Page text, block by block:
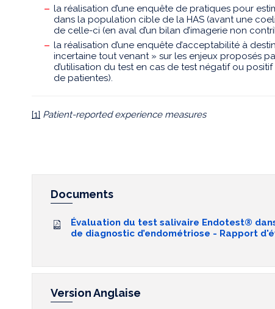
la réalisation d’une enquête de pratiques pour
dans la population cible de la HAS (avant une
de celle-ci (en aval d’un bilan d’imagerie non
la réalisation d’une enquête d’acceptabilité à
incertaine tout venant » sur les enjeux proposés
d’utilisation du test en cas de test négatif ou positif
de patientes).
[1] Patient-reported experience measures
Documents
Évaluation du test salivaire Endotest®
de diagnostic d’endométriose - Rapport
Version Anglaise